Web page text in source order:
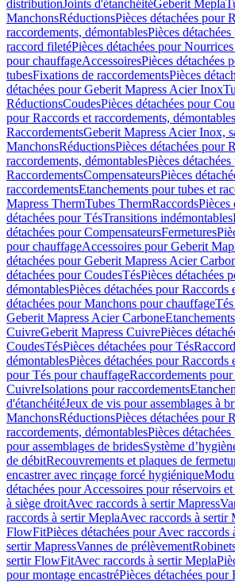
distributionJoints d'étanchéitéGeberit Mepla
ManchonsRéductionsPièces détachées pour
raccordements, démontablesPièces
raccord filetéPièces détachées pour
pour chauffageAccessoiresPièces détachées
tubesFixations de raccordementsPièces
détachées pour Geberit Mapress Acier Inox
RéductionsCoudesPièces détachées pour
pour Raccords et raccordements, démontables
RaccordementsGeberit Mapress Acier Inox,
ManchonsRéductionsPièces détachées pour
raccordements, démontablesPièces
RaccordementsCompensateursPièces
raccordementsEtanchements pour tubes et
Mapress ThermTubes ThermRaccordsPièces
détachées pour TésTransitions indémontables
détachées pour CompensateursFermetures
pour chauffageAccessoires pour Geberit
détachées pour Geberit Mapress Acier
détachées pour CoudesTésPièces détachées
démontablesPièces détachées pour Raccords
détachées pour Manchons pour chauffage
Geberit Mapress Acier Carbone
CuivreGeberit Mapress CuivrePièces
CoudesTésPièces détachées pour Tés
démontablesPièces détachées pour Raccords
pour Tés pour chauffageRaccordements
CuivreIsolations pour raccordements
d'étanchéitéJeux de vis pour assemblages à
ManchonsRéductionsPièces détachées pour
raccordements, démontablesPièces
pour assemblages de bridesSystème
de débitRecouvrements et plaques de
encastrer avec rinçage forcé hygiénique
détachées pour Accessoires pour réservoirs
à siège droitAvec raccords à sertir Mapress
raccords à sertir MeplaAvec raccords à sertir
FlowFitPièces détachées pour Avec
sertir MapressVannes de prélèvement
sertir FlowFitAvec raccords à sertir Mepla
pour montage encastréPièces détachées pour